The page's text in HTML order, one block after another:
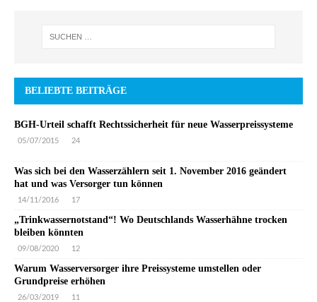
BELIEBTE BEITRÄGE
BGH-Urteil schafft Rechtssicherheit für neue Wasserpreissysteme
05/07/2015 24
Was sich bei den Wasserzählern seit 1. November 2016 geändert
hat und was Versorger tun können
14/11/2016 17
„Trinkwassernotstand“! Wo Deutschlands Wasserhähne trocken
bleiben könnten
09/08/2020 12
Warum Wasserversorger ihre Preissysteme umstellen oder
Grundpreise erhöhen
26/03/2019 11